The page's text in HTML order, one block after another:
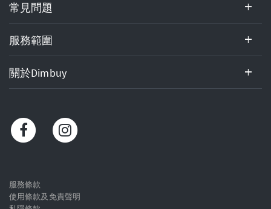
見
問
題,
服
務
範
於
Dimbuy,
服
務
常見問題
服務範圍
關於Dimbuy
服務條款
使用條款及免責聲明